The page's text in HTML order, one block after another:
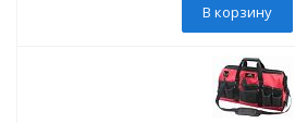
В корзину